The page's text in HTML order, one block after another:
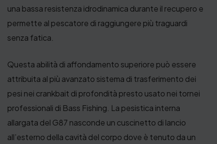
una bassa resistenza idrodinamica durante il recupero e
permette al pescatore di raggiungere più traguardi
senza fatica.
Questa abilità di affondamento superiore può essere
attribuita al più avanzato sistema di trasferimento dei
pesi nei crankbait di profondità presto usato nei tornei
professionali di Bass Fishing. La pesistica interna
allargata del G87 nasconde un cuscinetto di lancio
all’esterno della cavità del corpo dove è tenuto da un